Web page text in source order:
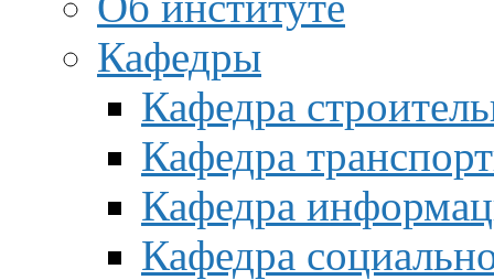
Кафедры
Кафедра
Кафедра
Кафедра
Кафедра